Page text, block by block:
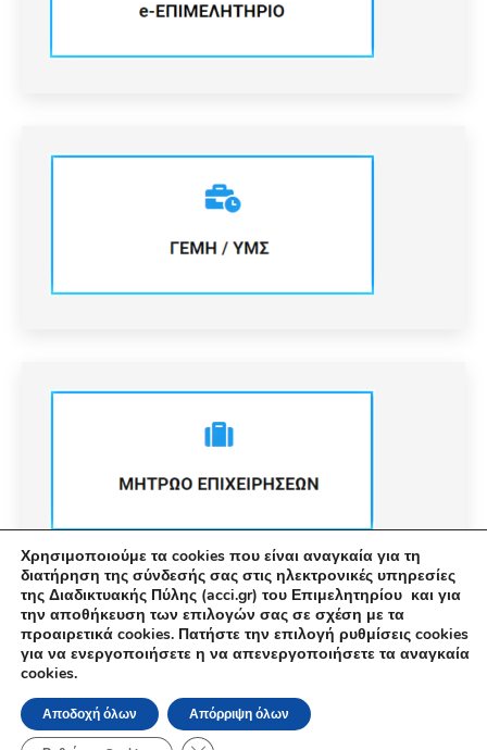
© Εμπορικό και Βιομηχανικό Επιμελητήριο Αθηνών 2026 |
Ακαδημίας 7, ΤΚ: 10671, Αθήνα, Τηλ: +30 210 3604815, e-mail:
info@acci.gr
Όροι Χρήσης|Πολιτική Ασφάλειας|Πολιτική Απορρήτου
Χρησιμοποιούμε τα cookies που είναι αναγκαία για τη
διατήρηση της σύνδεσής σας στις ηλεκτρονικές υπηρεσίες
της Διαδικτυακής Πύλης (acci.gr) του Επιμελητηρίου και για
την αποθήκευση των επιλογών σας σε σχέση με τα
προαιρετικά cookies. Πατήστε την επιλογή ρυθμίσεις cookies
για να ενεργοποιήσετε η να απενεργοποιήσετε τα αναγκαία
cookies.
Αποδοχή όλων Απόρριψη όλων